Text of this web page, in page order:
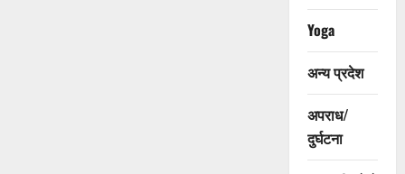
Yoga
अन्य प्रदेश
अपराध/
दुर्घटना